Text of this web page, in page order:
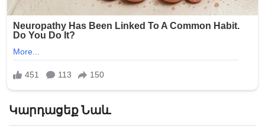
Կարդացեք Նաև